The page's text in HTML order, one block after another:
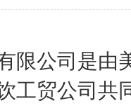
限公司是由
工贸公司共